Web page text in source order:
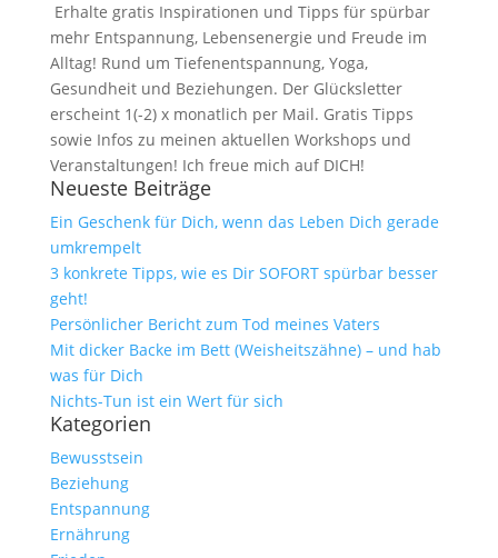
Erhalte gratis Inspirationen und Tipps für spürbar
mehr Entspannung, Lebensenergie und Freude im
Alltag! Rund um Tiefenentspannung, Yoga,
Gesundheit und Beziehungen. Der Glücksletter
erscheint 1(-2) x monatlich per Mail. Gratis Tipps
sowie Infos zu meinen aktuellen Workshops und
Veranstaltungen! Ich freue mich auf DICH!
Neueste Beiträge
Ein Geschenk für Dich, wenn das Leben Dich gerade
umkrempelt
3 konkrete Tipps, wie es Dir SOFORT spürbar besser
geht!
Persönlicher Bericht zum Tod meines Vaters
Mit dicker Backe im Bett (Weisheitszähne) – und hab
was für Dich
Nichts-Tun ist ein Wert für sich
Kategorien
Bewusstsein
Beziehung
Entspannung
Ernährung